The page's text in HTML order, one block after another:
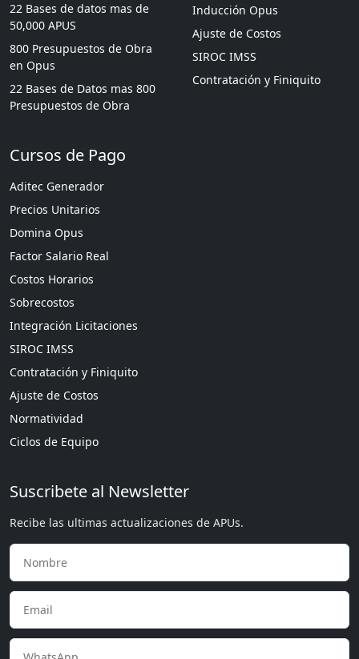
22 Bases de datos mas de
50,000 APUS
800 Presupuestos de Obra
en Opus
22 Bases de Datos mas 800
Presupuestos de Obra
Inducción Opus
Ajuste de Costos
SIROC IMSS
Contratación y Finiquito
Cursos de Pago
Aditec Generador
Precios Unitarios
Domina Opus
Factor Salario Real
Costos Horarios
Sobrecostos
Integración Licitaciones
SIROC IMSS
Contratación y Finiquito
Ajuste de Costos
Normatividad
Ciclos de Equipo
Suscribete al Newsletter
Recibe las ultimas actualizaciones de APUs.